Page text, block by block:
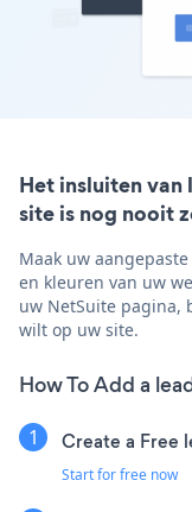
Het insluiten
site is nog nooit
Maak uw
en kleuren van uw
uw NetSuite pagina,
wilt op uw site.
How To Add a
Create a Free
Start for free now